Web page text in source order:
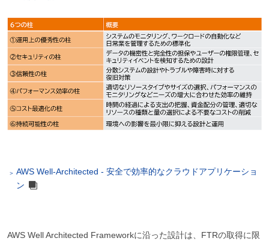
AWS Well-Architected - 安全で効率的なクラウドアプリケーショ
ン
AWS Well Architected Frameworkに沿った設計は、FTRの取得に限